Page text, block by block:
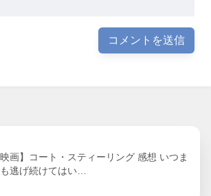
映画】コート・スティーリング 感想 いつま
逃げ続けてはい…